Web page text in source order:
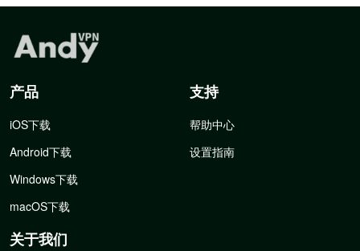
产品
iOS下载
Android下载
Windows下载
macOS下载
支持
帮助中心
设置指南
关于我们